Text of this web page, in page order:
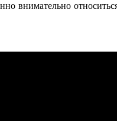
внимательно